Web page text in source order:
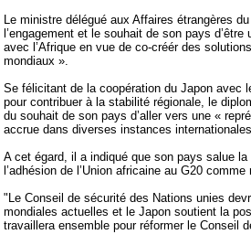
Le ministre délégué aux Affaires étrangères
l’engagement et le souhait de son pays
avec l’Afrique en vue de co-créér des
mondiaux ».
Se félicitant de la coopération du Japon avec
pour contribuer à la stabilité régionale, le
du souhait de son pays d’aller vers une «
accrue dans diverses instances
A cet égard, il a indiqué que son pays salue
l’adhésion de l’Union africaine au G20
"Le Conseil de sécurité des Nations unies
mondiales actuelles et le Japon soutient la
travaillera ensemble pour réformer le Conseil